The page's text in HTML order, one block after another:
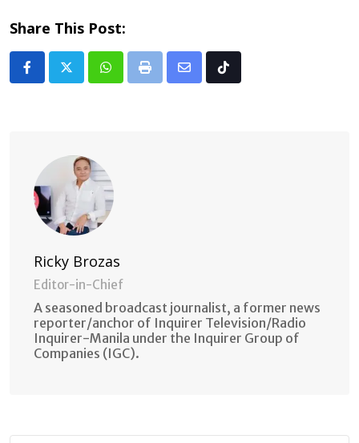
Share This Post:
Whatsapp
Print
Share Tiktok
Ricky Brozas
Editor-in-Chief
A seasoned broadcast journalist, a former news
reporter/anchor of Inquirer Television/Radio
Inquirer-Manila under the Inquirer Group of
Companies (IGC).